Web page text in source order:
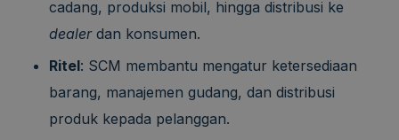
cadang, produksi mobil, hingga distribusi ke
dealerdan konsumen.
Ritel: SCM membantu mengatur ketersediaan
barang, manajemen gudang, dan distribusi
produk kepada pelanggan.